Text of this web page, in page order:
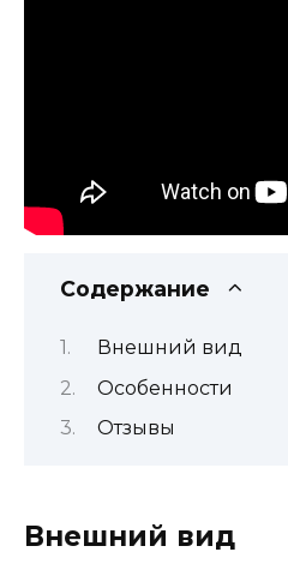
Содержание
Внешний вид
Особенности
Отзывы
Внешний вид